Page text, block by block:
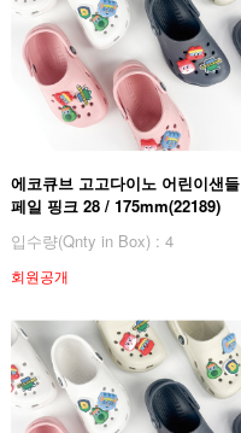
에코큐브 고고다이노 어린이샌들
페일 핑크 28 / 175mm(22189)
입수량(Qnty in Box) : 4
회원공개